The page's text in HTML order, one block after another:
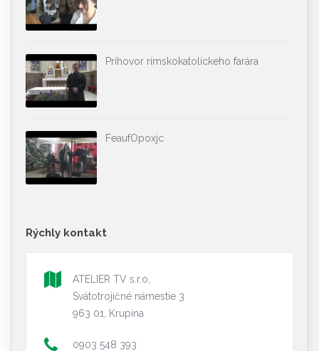
Príhovor rímskokatolíckeho farára
FeaufOpoxjc
Rýchly kontakt
ATELIER TV s.r.o,
Svätotrojičné námestie 3
963 01, Krupina
0903 548 393